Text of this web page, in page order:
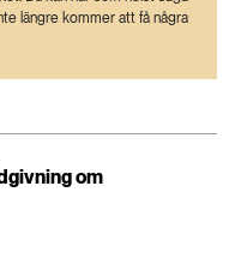
längre kommer att få några
om